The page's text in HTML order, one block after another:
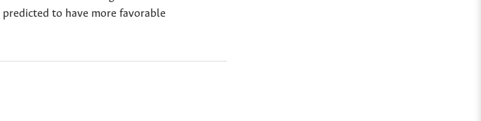
to have more favorable